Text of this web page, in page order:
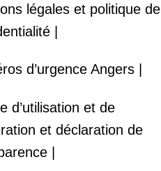
légales et politique de
|
d’urgence Angers |
d’utilisation et de
et déclaration de
|